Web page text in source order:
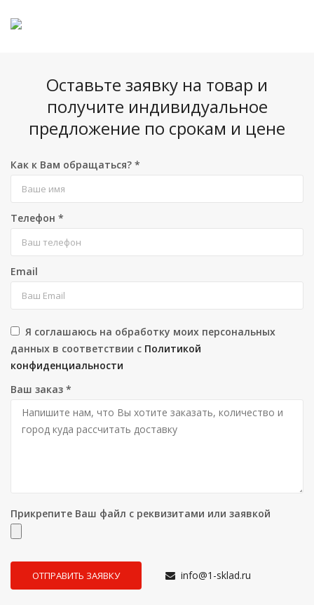
Оставьте заявку на товар и
получите индивидуальное
предложение по срокам и цене
Как к Вам обращаться? *
Телефон *
Email
Я соглашаюсь на обработку моих персональных
данных в соответствии с Политикой
конфиденциальности
Ваш заказ *
Прикрепите Ваш файл с реквизитами или заявкой
info@1-sklad.ru